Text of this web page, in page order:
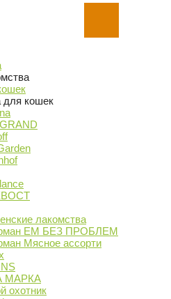
для кошек
лакомства
ЕМ БЕЗ ПРОБЛЕМ
Мясное ассорти
МАРКА
охотник